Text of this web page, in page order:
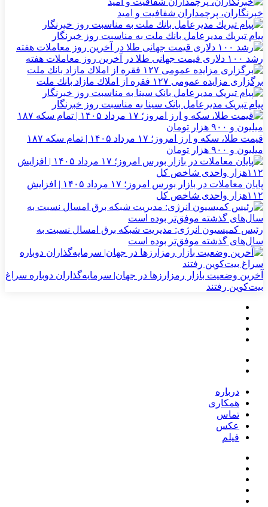
خبرنگاران، پرچمداران شفافیت و امید
پیام تبریك مدیرعامل بانك ملت به مناسبت روز خبرنگار
رشد ۱۰۰ دلاری قیمت جهانی طلا در آخرین روز معاملات هفته
برگزاری مزایده عمومی ۱۲۷ فقره از املاك مازاد بانك ملت
پیام تبریک مدیرعامل بانک سینا به مناسبت روز خبرنگار
قیمت طلا، سکه و ارز امروز؛ ۱۷ مرداد ۱۴۰۵ | تمام سکه ۱۸۷
میلیون و ۹۰۰ هزار تومان
پایان معاملات در بازار بورس امروز؛ ۱۷ مرداد ۱۴۰۵ | افزایش
۱۱۲هزار واحدی شاخص کل
رئیس کمیسیون انرژی: مدیریت شبکه برق امسال نسبت به
سال‌های گذشته موفق‌تر بوده است
آخرین وضعیت بازار رمزارزها در جهان| سرمایه‌گذاران دوباره سراغ
بیت‌کوین رفتند
درباره
همکاری
تماس
عکس
فیلم